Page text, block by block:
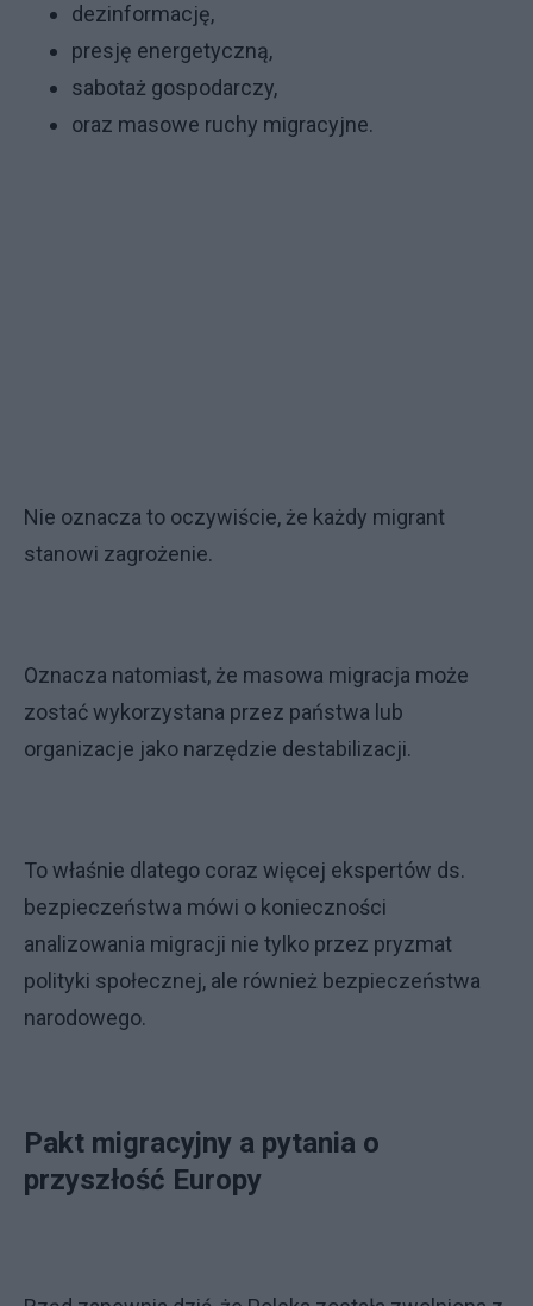
dezinformację,
presję energetyczną,
sabotaż gospodarczy,
oraz masowe ruchy migracyjne.
Nie oznacza to oczywiście, że każdy migrant
stanowi zagrożenie.
Oznacza natomiast, że masowa migracja może
zostać wykorzystana przez państwa lub
organizacje jako narzędzie destabilizacji.
To właśnie dlatego coraz więcej ekspertów ds.
bezpieczeństwa mówi o konieczności
analizowania migracji nie tylko przez pryzmat
polityki społecznej, ale również bezpieczeństwa
narodowego.
Pakt migracyjny a pytania o
przyszłość Europy